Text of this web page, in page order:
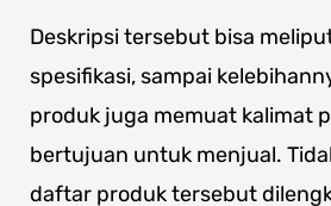
Deskripsi tersebut bisa
spesifikasi, sampai
produk juga memuat kalimat
bertujuan untuk menjual.
daftar produk tersebut